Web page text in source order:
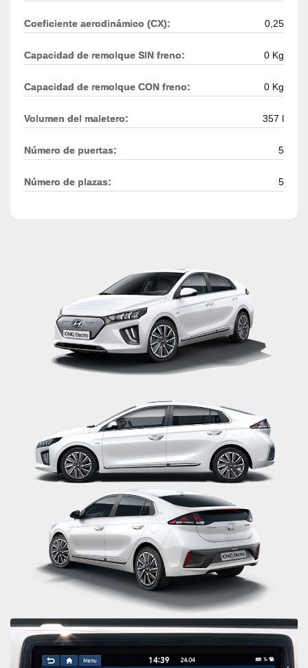
Coeficiente aerodinámico (CX): 0,25
Capacidad de remolque SIN freno: 0 Kg
Capacidad de remolque CON freno: 0 Kg
Volumen del maletero: 357 l
Número de puertas: 5
Número de plazas: 5